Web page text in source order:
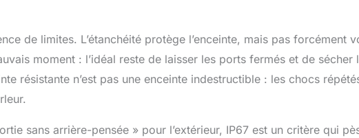
de limites. L’étanchéité protège l’enceinte, mais pas forcément
moment : l’idéal reste de laisser les ports fermés et de sécher
résistante n’est pas une enceinte indestructible : les chocs
sans arrière-pensée » pour l’extérieur, IP67 est un critère qui